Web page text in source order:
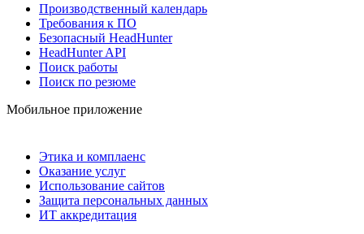
Производственный календарь
Требования к ПО
Безопасный HeadHunter
HeadHunter API
Поиск работы
Поиск по резюме
Мобильное приложение
Этика и комплаенс
Оказание услуг
Использование сайтов
Защита персональных данных
ИТ аккредитация